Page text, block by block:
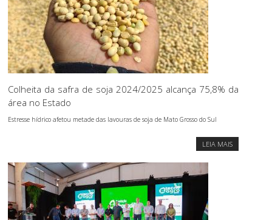
Colheita da safra de soja 2024/2025 alcança 75,8% da
área no Estado
Estresse hídrico afetou metade das lavouras de soja de Mato Grosso do Sul
LEIA MAIS